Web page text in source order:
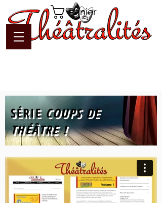
Panier
SÉRIECOUPS DE
THÉÂTRE !